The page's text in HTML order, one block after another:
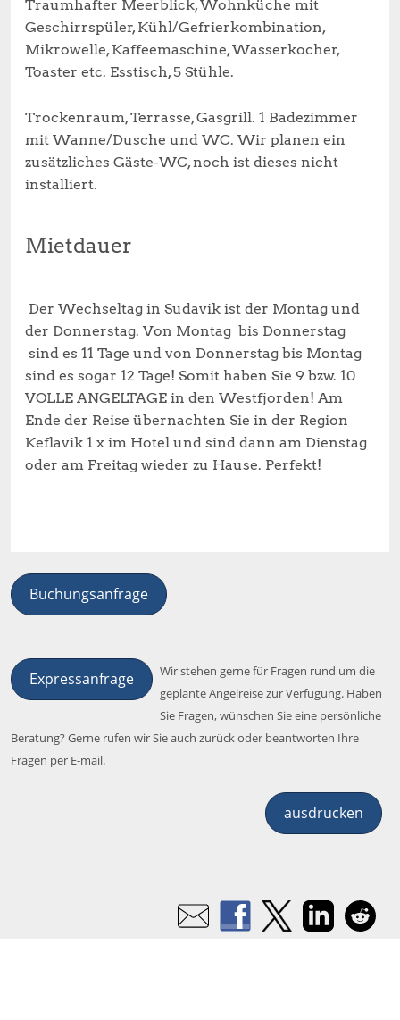
Traumhafter Meerblick, Wohnküche mit
Geschirrspüler, Kühl/Gefrierkombination,
Mikrowelle, Kaffeemaschine, Wasserkocher,
Toaster etc. Esstisch, 5 Stühle.
Trockenraum, Terrasse, Gasgrill. 1 Badezimmer
mit Wanne/Dusche und WC. Wir planen ein
zusätzliches Gäste-WC, noch ist dieses nicht
installiert.
Mietdauer
Der Wechseltag in Sudavik ist der Montag und
der Donnerstag. Von Montag bis Donnerstag
sind es 11 Tage und von Donnerstag bis Montag
sind es sogar 12 Tage! Somit haben Sie 9 bzw. 10
VOLLE ANGELTAGE in den Westfjorden! Am
Ende der Reise übernachten Sie in der Region
Keflavik 1 x im Hotel und sind dann am Dienstag
oder am Freitag wieder zu Hause. Perfekt!
Buchungsanfrage
Expressanfrage
Wir stehen gerne für Fragen rund um die
geplante Angelreise zur Verfügung. Haben
Sie Fragen, wünschen Sie eine persönliche
Beratung? Gerne rufen wir Sie auch zurück oder beantworten Ihre
Fragen per E-mail.
ausdrucken